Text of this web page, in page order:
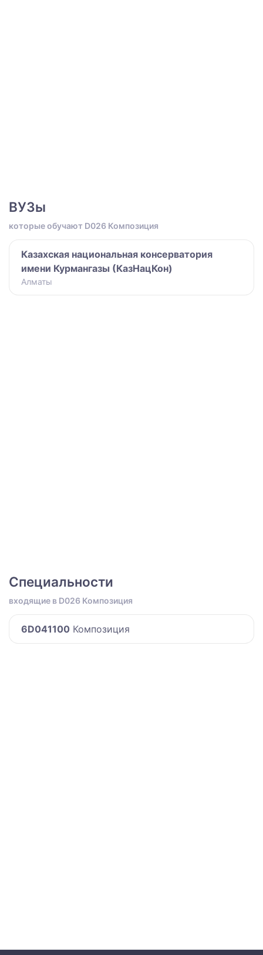
ВУЗы
которые обучают D026 Композиция
Казахская национальная консерватория
имени Курмангазы (КазНацКон)
Алматы
Специальности
входящие в D026 Композиция
6D041100 Композиция